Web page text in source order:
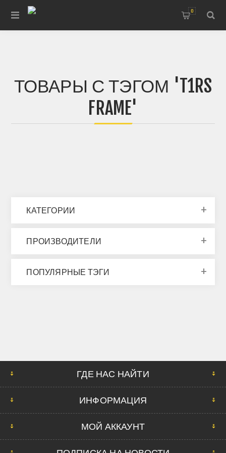
0
ТОВАРЫ С ТЭГОМ 'T1RS
FRAME'
КАТЕГОРИИ
ПРОИЗВОДИТЕЛИ
ПОПУЛЯРНЫЕ ТЭГИ
ГДЕ НАС НАЙТИ
ИНФОРМАЦИЯ
МОЙ АККАУНТ